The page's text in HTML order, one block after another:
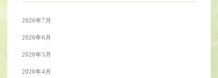
2026年7月
2026年6月
2026年5月
2026年4月